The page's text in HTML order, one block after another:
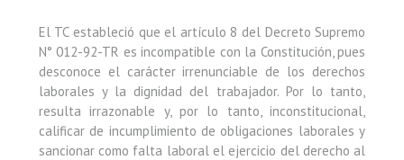
El TC estableció que el artículo 8 del Decreto Supremo
N° 012-92-TR es incompatible con la Constitución, pues
desconoce el carácter irrenunciable de los derechos
laborales y la dignidad del trabajador. Por lo tanto,
resulta irrazonable y, por lo tanto, inconstitucional,
calificar de incumplimiento de obligaciones laborales y
sancionar como falta laboral el ejercicio del derecho al